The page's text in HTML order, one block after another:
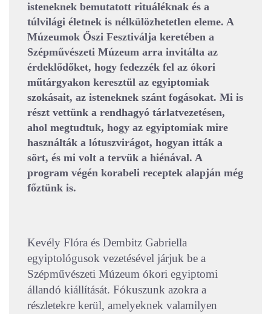
isteneknek bemutatott rituáléknak és a
túlvilági életnek is nélkülözhetetlen eleme. A
Múzeumok Őszi Fesztiválja keretében a
Szépművészeti Múzeum arra invitálta az
érdeklődőket, hogy fedezzék fel az ókori
műtárgyakon keresztül az egyiptomiak
szokásait, az isteneknek szánt fogásokat. Mi is
részt vettünk a rendhagyó tárlatvezetésen,
ahol megtudtuk, hogy az egyiptomiak mire
használták a lótuszvirágot, hogyan itták a
sört, és mi volt a tervük a hiénával. A
program végén korabeli receptek alapján még
főztünk is.
Kevély Flóra és Dembitz Gabriella
egyiptológusok vezetésével járjuk be a
Szépművészeti Múzeum ókori egyiptomi
állandó kiállítását. Fókuszunk azokra a
részletekre kerül, amelyeknek valamilyen